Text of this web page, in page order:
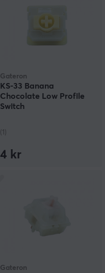
Gateron
KS-33 Banana
Chocolate Low Profile
Switch
(1)
4 kr
Gateron